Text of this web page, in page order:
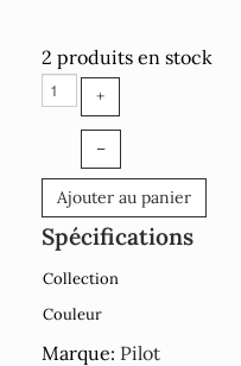
2 produits en stock
+
–
Ajouter au panier
Spécifications
Collection
Couleur
Marque: Pilot